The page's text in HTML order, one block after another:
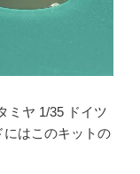
ミヤ 1/35 ドイツ
にはこのキットの